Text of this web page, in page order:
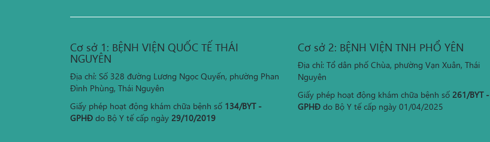
Cơ sở 1: BỆNH VIỆN QUỐC TẾ THÁI
NGUYÊN
Địa chỉ: Số 328 đường Lương Ngọc Quyến, phường Phan
Đình Phùng, Thái Nguyên
Giấy phép hoạt động khám chữa bệnh số 134/BYT -
GPHĐ do Bộ Y tế cấp ngày 29/10/2019
Cơ sở 2: BỆNH VIỆN TNH PHỔ YÊN
Địa chỉ: Tổ dân phố Chùa, phường Vạn Xuân, Thái
Nguyên
Giấy phép hoạt động khám chữa bệnh số 261/BYT -
GPHĐ do Bộ Y tế cấp ngày 01/04/2025